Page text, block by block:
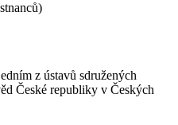
z ústavů sdružených
České republiky v Českých